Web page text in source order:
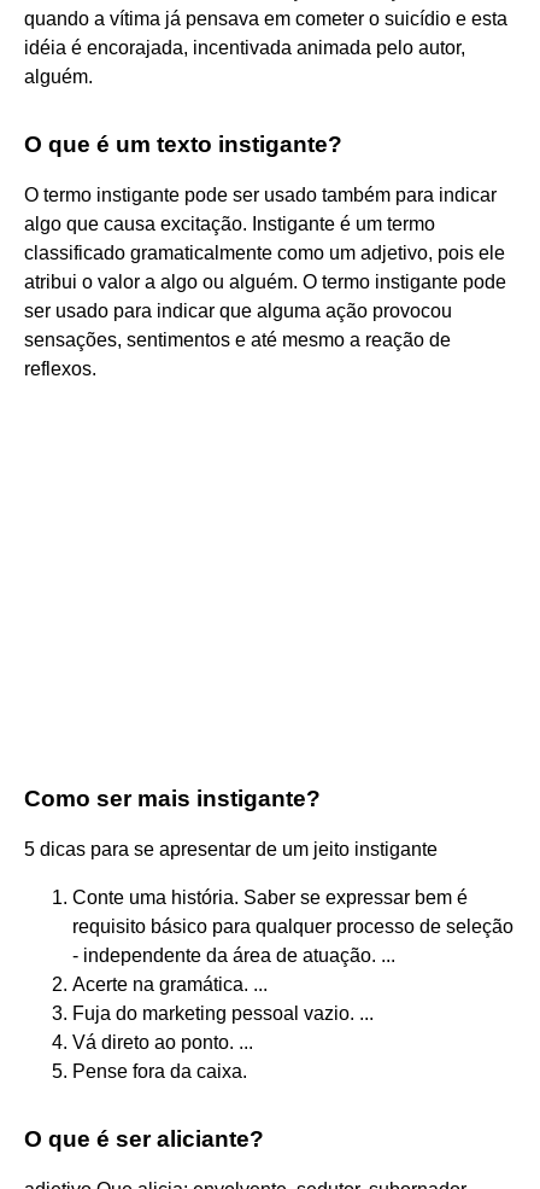
quando a vítima já pensava em cometer o suicídio e esta
idéia é encorajada, incentivada animada pelo autor,
alguém.
O que é um texto instigante?
O termo instigante pode ser usado também para indicar
algo que causa excitação. Instigante é um termo
classificado gramaticalmente como um adjetivo, pois ele
atribui o valor a algo ou alguém. O termo instigante pode
ser usado para indicar que alguma ação provocou
sensações, sentimentos e até mesmo a reação de
reflexos.
Como ser mais instigante?
5 dicas para se apresentar de um jeito instigante
Conte uma história. Saber se expressar bem é
requisito básico para qualquer processo de seleção
- independente da área de atuação. ...
Acerte na gramática. ...
Fuja do marketing pessoal vazio. ...
Vá direto ao ponto. ...
Pense fora da caixa.
O que é ser aliciante?